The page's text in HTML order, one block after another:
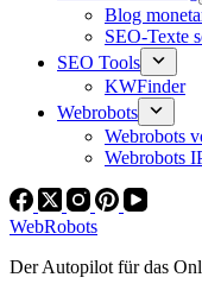
Blog
SEO-Texte
SEO Tools
KWFinder
Webrobots
Webrobots
Webrobots
WebRobots
Der Autopilot für das